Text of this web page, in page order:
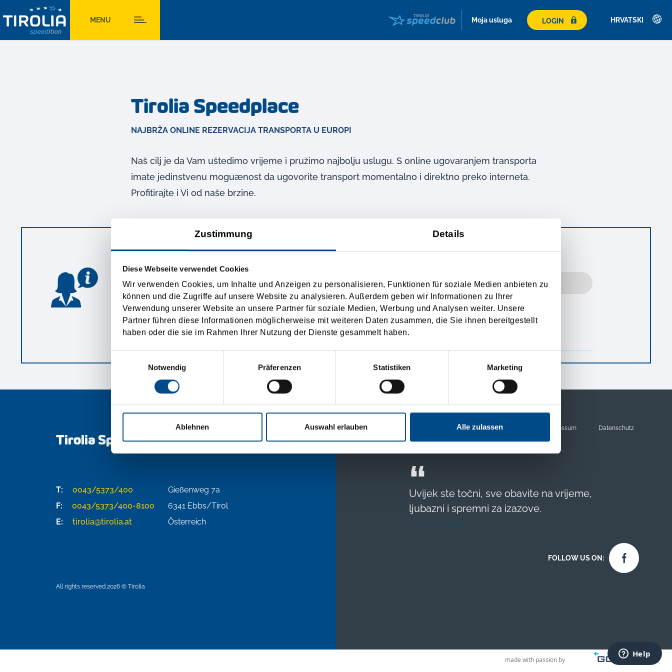
Zustimmung Details
Diese Webseite verwendet Cookies
Wir verwenden Cookies, um Inhalte und Anzeigen zu personalisieren, Funktionen für soziale Medien anbieten zu
können und die Zugriffe auf unsere Website zu analysieren. Außerdem geben wir Informationen zu Ihrer
Verwendung unserer Website an unsere Partner für soziale Medien, Werbung und Analysen weiter. Unsere
Partner führen diese Informationen möglicherweise mit weiteren Daten zusammen, die Sie ihnen bereitgestellt
haben oder die sie im Rahmen Ihrer Nutzung der Dienste gesammelt haben.
Notwendig
Präferenzen Statistiken Marketing
Ablehnen Auswahl erlauben Alle zulassen
HRVATSKI
MENU LOGIN
Moja usluga
Tirolia Speedplace
NAJBRŽA ONLINE REZERVACIJA TRANSPORTA U EUROPI
Naš cilj je da Vam uštedimo vrijeme i pružimo najbolju uslugu. S online ugovaranjem transporta
imate jedinstvenu moguænost da ugovorite transport momentalno i direktno preko interneta.
Profitirajte i Vi od naše brzine.
Login
Username: Password: TEST LOGIN
Stay logged in:
Passwort vergessen Registrieren
Tirolia Spedition Ges.m.b.H.
T:
0043/5373/400
F:
0043/5373/400-8100
E:
tirolia@tirolia.at
Gießenweg 7a
6341 Ebbs/Tirol
Österreich
All rights reserved 2026 © Tirolia
FAQ Feedback Impressum Datenschutz
Uvijek ste točni, sve obavite na vrijeme,
ljubazni i spremni za izazove.
1. 7. . Carla iz Aprilie
FOLLOW US ON:
made with passion by
Contact